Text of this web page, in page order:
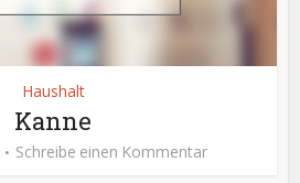
Haushalt
Kanne
Schreibe einen Kommentar